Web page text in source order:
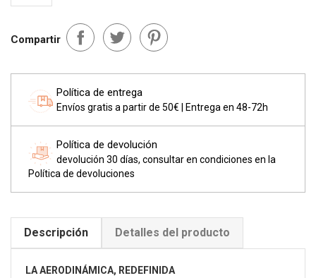
Compartir
Política de entrega
Envíos gratis a partir de 50€ | Entrega en 48-72h
Política de devolución
devolución 30 días, consultar en condiciones en la
Política de devoluciones
Descripción Detalles del producto
LA AERODINÁMICA, REDEFINIDA